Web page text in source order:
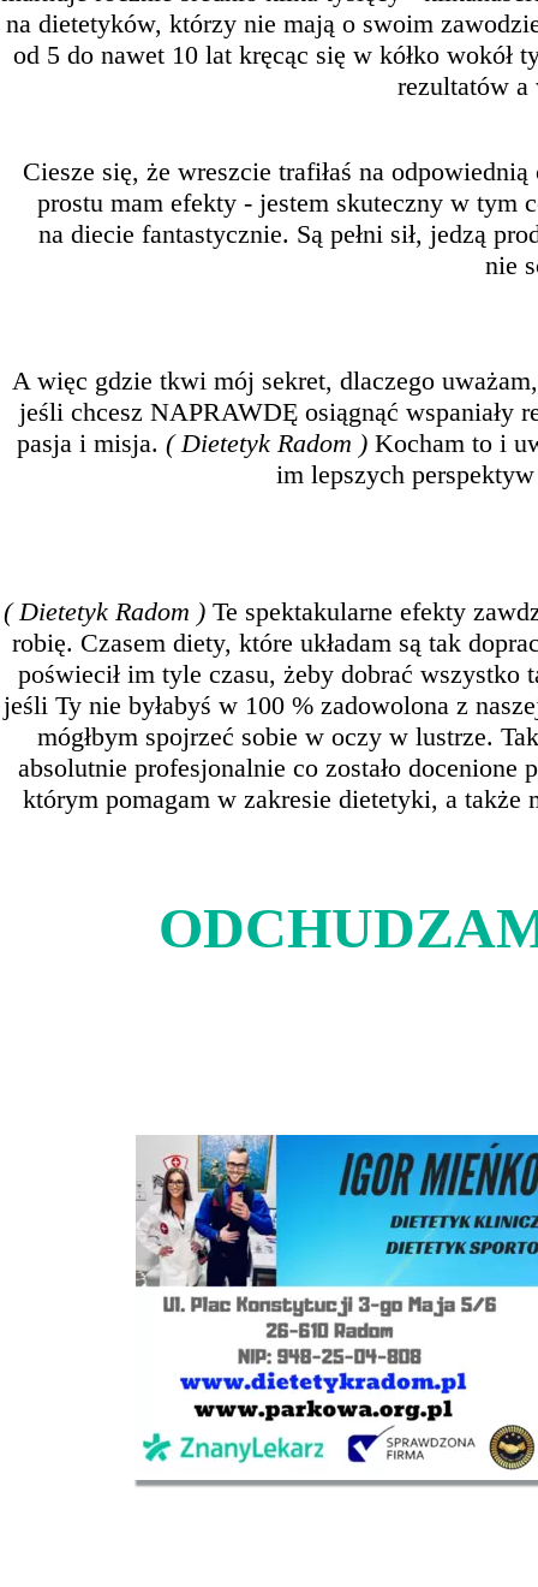
( Dietetyk Radom ) Te spektakularne efekty
robię. Czasem diety, które układam są tak
poświecił im tyle czasu, żeby dobrać
jeśli Ty nie byłabyś w 100 % zadowolona z
mógłbym spojrzeć sobie w oczy w lustrze.
absolutnie profesjonalnie co zostało
którym pomagam w zakresie dietetyki, a
A więc gdzie tkwi mój sekret, dlaczego
jeśli chcesz NAPRAWDĘ osiągnąć wspaniały
pasja i misja. ( Dietetyk Radom ) Kocham to i
im lepszych
Ciesze się, że wreszcie trafiłaś na
prostu mam efekty - jestem skuteczny w tym
na diecie fantastycznie. Są pełni sił, jedzą
nie
na dietetyków, którzy nie mają o swoim
od 5 do nawet 10 lat kręcąc się w kółko wokół
rezultatów a